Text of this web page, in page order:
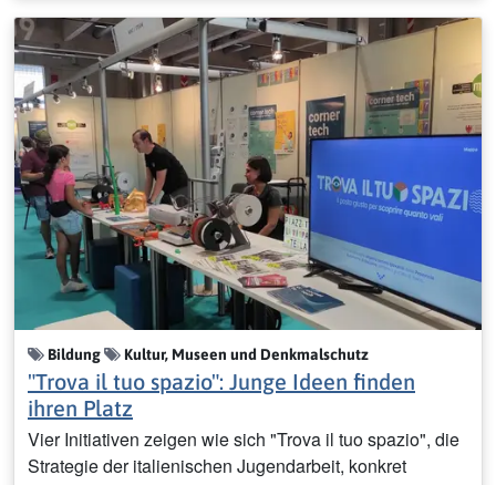
Bildung Kultur, Museen und Denkmalschutz
"Trova il tuo spazio": Junge Ideen finden
ihren Platz
Vier Initiativen zeigen wie sich "Trova il tuo spazio", die
Strategie der italienischen Jugendarbeit, konkret